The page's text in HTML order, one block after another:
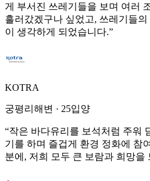
게 부서진 쓰레기들을 보며 여러
흘러갔겠구나 싶었고, 쓰레기들
이 생각하게 되었습니다.”
KOTRA
궁평리해변 · 25입양
“작은 바다유리를 보석처럼 주워
기를 하며 즐겁게 환경 정화에 참
분에, 저희 모두 큰 보람과 희망을